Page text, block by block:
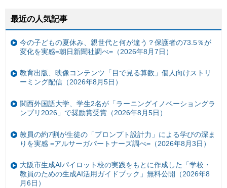
最近の人気記事
今の子どもの夏休み、親世代と何が違う？保護者の73.5％が
変化を実感=朝日新聞社調べ=（2026年8月7日）
教育出版、映像コンテンツ「目で見る算数」個人向けストリ
ーミング配信（2026年8月5日）
関西外国語大学、学生2名が「ラーニングイノベーショングラ
ンプリ2026」で奨励賞受賞（2026年8月5日）
教員の約7割が生徒の「プロンプト設計力」による学びの深ま
りを実感 =アルサーガパートナーズ調べ=（2026年8月3日）
大阪市生成AIパイロット校の実践をもとに作成した「学校・
教員のための生成AI活用ガイドブック」無料公開（2026年8
月6日）